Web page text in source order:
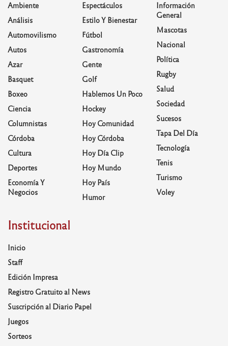
Ambiente
Análisis
Automovilismo
Autos
Azar
Basquet
Boxeo
Ciencia
Columnistas
Córdoba
Cultura
Deportes
Economía Y
Negocios
Espectáculos
Estilo Y Bienestar
Fútbol
Gastronomía
Gente
Golf
Hablemos Un Poco
Hockey
Hoy Comunidad
Hoy Córdoba
Hoy Día Clip
Hoy Mundo
Hoy País
Humor
Información
General
Mascotas
Nacional
Política
Rugby
Salud
Sociedad
Sucesos
Tapa Del Día
Tecnología
Tenis
Turismo
Voley
Institucional
Inicio
Staff
Edición Impresa
Registro Gratuito al News
Suscripción al Diario Papel
Juegos
Sorteos